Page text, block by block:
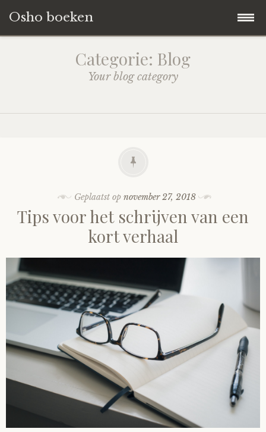
Osho boeken
Categorie: Blog
Your blog category
Geplaatst op november 27, 2018
Tips voor het schrijven van een
kort verhaal